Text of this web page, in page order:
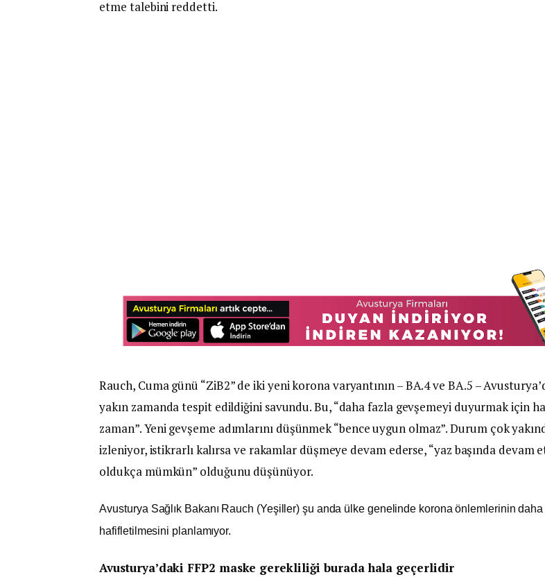
etme talebini reddetti.
Rauch, Cuma günü “ZiB2” de iki yeni korona varyantının – BA.4 ve BA.5 –
yakın zamanda tespit edildiğini savundu. Bu, “daha fazla gevşemeyi duyurmak için
zaman”. Yeni gevşeme adımlarını düşünmek “bence uygun olmaz”. Durum çok
izleniyor, istikrarlı kalırsa ve rakamlar düşmeye devam ederse, “yaz başında devam
oldukça mümkün” olduğunu düşünüyor.
Avusturya Sağlık Bakanı Rauch (Yeşiller) şu anda ülke genelinde korona önlemlerinin daha
hafifletilmesini planlamıyor.
Avusturya’daki FFP2 maske gerekliliği burada hala geçerlidir